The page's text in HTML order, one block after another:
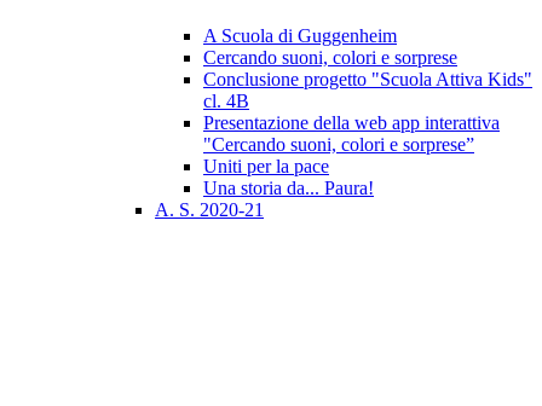
A Scuola di Guggenheim
Cercando suoni, colori e sorprese
Conclusione progetto "Scuola Attiva Kids"
cl. 4B
Presentazione della web app interattiva
"Cercando suoni, colori e sorprese”
Uniti per la pace
Una storia da... Paura!
A. S. 2020-21